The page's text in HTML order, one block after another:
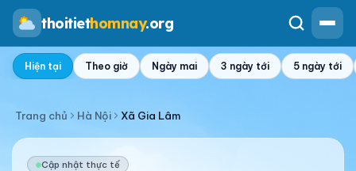
thoitiethomnay.org
Hiện tại Theo giờ Ngày mai 3 ngày tới 5 ngày tới
Trang chủ Hà Nội Xã Gia Lâm
Cập nhật thực tế